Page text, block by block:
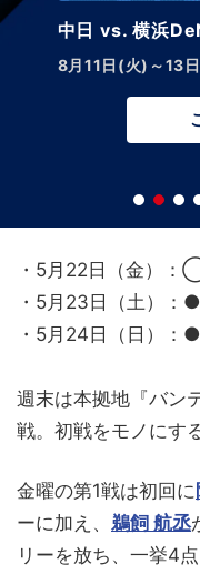
中日 vs. 巨人【
8月14日(金)午後
・5月22日（金）
・5月23日（土）：
・5月24日（日）：
週末は本拠地『バン
戦。初戦をモノにす
金曜の第1戦は初回に
ーに加え、 鵜飼 航丞
リーを放ち、一挙4